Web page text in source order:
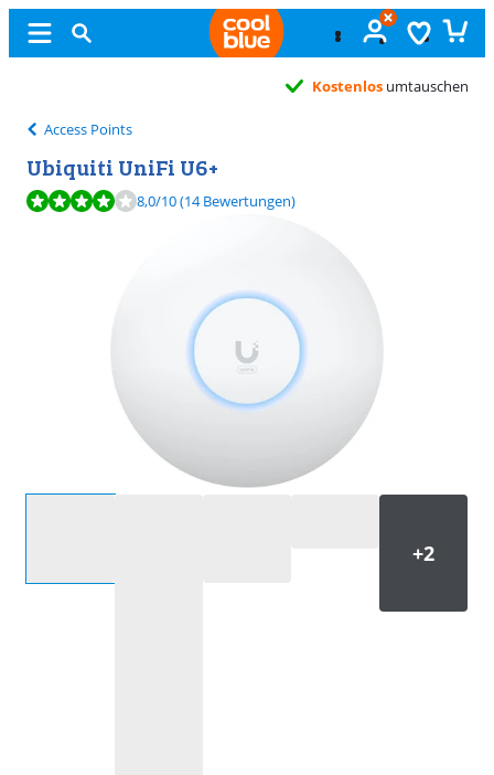
umtauschen
Access Points
Ubiquiti UniFi U6+
Bewertet mit 8,0 von 10, basierend auf 14 Bewertungen.
8,0/10(14 Bewertungen)